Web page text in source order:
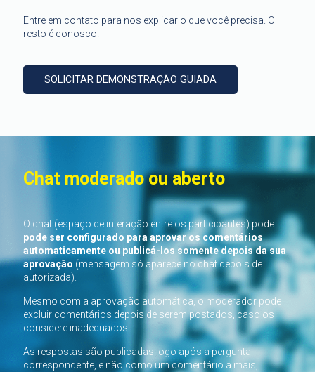
Entre em contato para nos explicar o que você precisa. O
resto é conosco.
SOLICITAR DEMONSTRAÇÃO GUIADA
Chat moderado ou aberto
O chat (espaço de interação entre os participantes) pode
pode ser configurado para aprovar os comentários
automaticamente ou publicá-los somente depois da sua
aprovação (mensagem só aparece no chat depois de
autorizada).
Mesmo com a aprovação automática, o moderador pode
excluir comentários depois de serem postados, caso os
considere inadequados.
As respostas são publicadas logo após a pergunta
correspondente, e não como um comentário a mais,